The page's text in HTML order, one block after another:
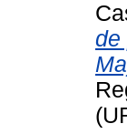
de